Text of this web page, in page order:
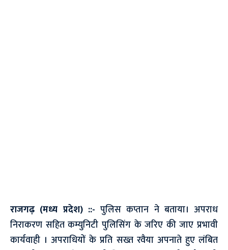
राजगढ़ (मध्य प्रदेश) ::- पुलिस कप्तान ने बताया। अपराध
निराकरण सहित कम्युनिटी पुलिसिंग के जरिए की जाए प्रभावी
कार्यवाही । अपराधियों के प्रति सख्त रवैया अपनाते हुए लंबित